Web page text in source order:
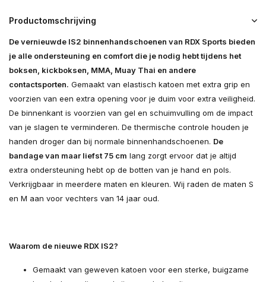
Productomschrijving
De vernieuwde IS2 binnenhandschoenen van RDX Sports bieden
je alle ondersteuning en comfort die je nodig hebt tijdens het
boksen, kickboksen, MMA, Muay Thai en andere
contactsporten. Gemaakt van elastisch katoen met extra grip en
voorzien van een extra opening voor je duim voor extra veiligheid.
De binnenkant is voorzien van gel en schuimvulling om de impact
van je slagen te verminderen. De thermische controle houden je
handen droger dan bij normale binnenhandschoenen. De
bandage van maar liefst 75 cm lang zorgt ervoor dat je altijd
extra ondersteuning hebt op de botten van je hand en pols.
Verkrijgbaar in meerdere maten en kleuren. Wij raden de maten S
en M aan voor vechters van 14 jaar oud.
Waarom de nieuwe RDX IS2?
Gemaakt van geweven katoen voor een sterke, buigzame